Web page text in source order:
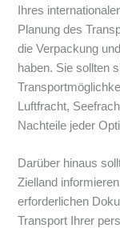
Ihres
Planung des
die Verpackung
haben. Sie sollten
Luftfracht,
Nachteile jeder
Darüber hinaus
Zielland
erforderlichen
Transport Ihrer